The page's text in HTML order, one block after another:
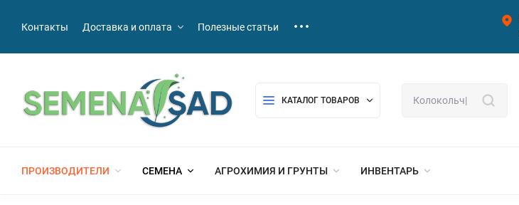
Контакты Доставка и оплата Полезные статьи
КАТАЛОГ ТОВАРОВ
ПРОИЗВОДИТЕЛИ СЕМЕНА АГРОХИМИЯ И ГРУНТЫ ИНВЕНТАРЬ